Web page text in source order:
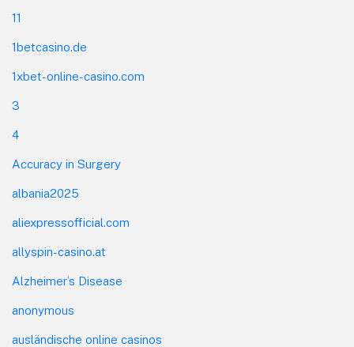
11
1betcasino.de
1xbet-online-casino.com
3
4
Accuracy in Surgery
albania2025
aliexpressofficial.com
allyspin-casino.at
Alzheimer’s Disease
anonymous
ausländische online casinos